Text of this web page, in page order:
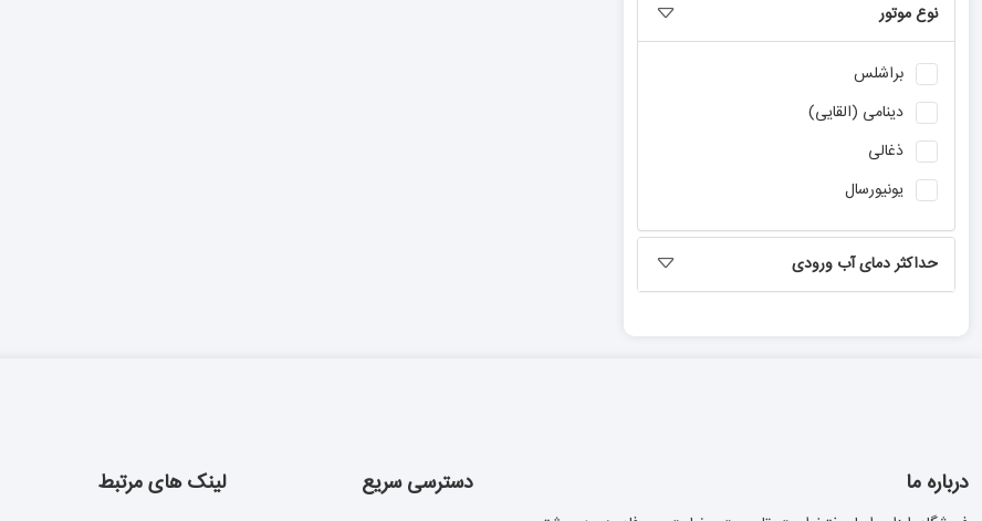
برندرویال مکس
برند
برند
برند
برند
نوع موتور
براشلس
دینامی (القایی)
ذغالی
یونیورسال
حداکثر دمای آب ورودی
درباره ما دسترسی سریع لینک های مرتبط